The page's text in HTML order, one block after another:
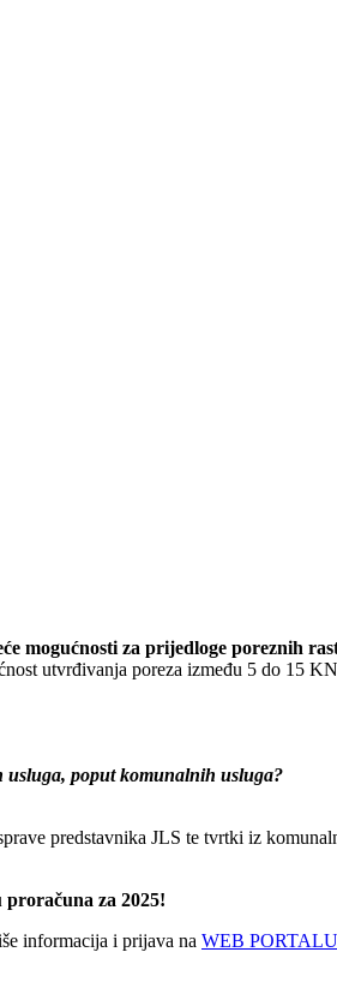
mogućnosti za prijedloge poreznih
utvrđivanja poreza između 5 do 15
usluga, poput komunalnih usluga?
predstavnika JLS te tvrtki iz
za 2025!
informacija i prijava na WEB PORTALU